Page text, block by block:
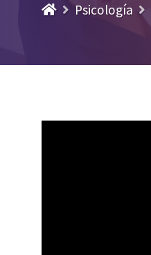
Psicología